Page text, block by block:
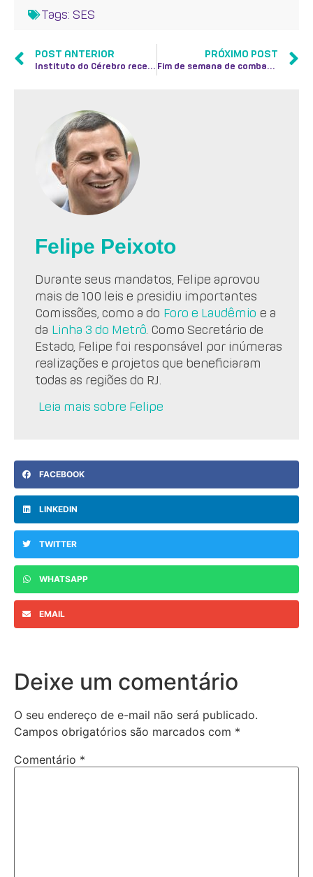
Tags: SES
POST ANTERIOR
Instituto do Cérebro recebe visita de neurocientistas franceses
PRÓXIMO POST
Fim de semana de combate ao Aedes aegypti em Niterói
Felipe Peixoto
Durante seus mandatos, Felipe aprovou
mais de 100 leis e presidiu importantes
Comissões, como a do Foro e Laudêmio e a
da Linha 3 do Metrô . Como Secretário de
Estado, Felipe foi responsável por inúmeras
realizações e projetos que beneficiaram
todas as regiões do RJ.
Leia mais sobre Felipe
FACEBOOK
LINKEDIN
TWITTER
WHATSAPP
EMAIL
Deixe um comentário
O seu endereço de e-mail não será publicado.
Campos obrigatórios são marcados com *
Comentário *